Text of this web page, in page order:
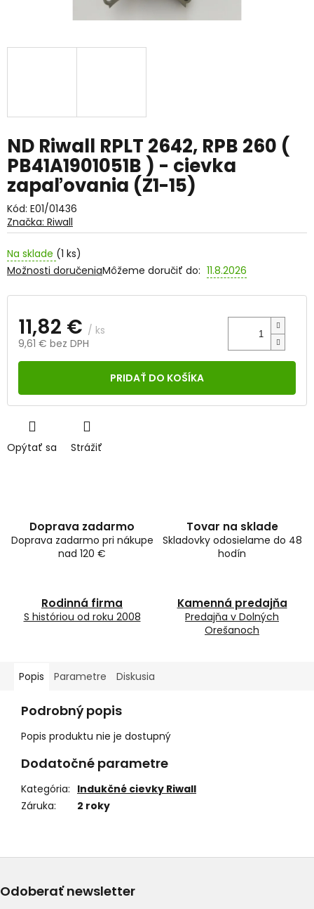
ND Riwall RPLT 2642, RPB 260 (
PB41A1901051B ) - cievka
zapaľovania (Z1-15)
Kód: E01/01436
Na sklade (1 ks)
Môžeme doručiť do: 11.8.2026
Možnosti doručenia
11,82 € / ks
9,61 € bez DPH
Jednotková
PRIDAŤ DO KOŠÍKA
Opýtať sa Strážiť
Značka: Riwall
Doprava zadarmo
Doprava zadarmo pri nákupe
nad 120 €
Tovar na sklade
Skladovky odosielame do 48
hodín
Rodinná firma
S históriou od roku 2008
Kamenná predajňa
Predajňa v Dolných
Orešanoch
Popis Parametre Diskusia
Podrobný popis
Popis produktu nie je dostupný
Dodatočné parametre
Kategória: Indukčné cievky Riwall
Záruka: 2 roky
Odoberať newsletter